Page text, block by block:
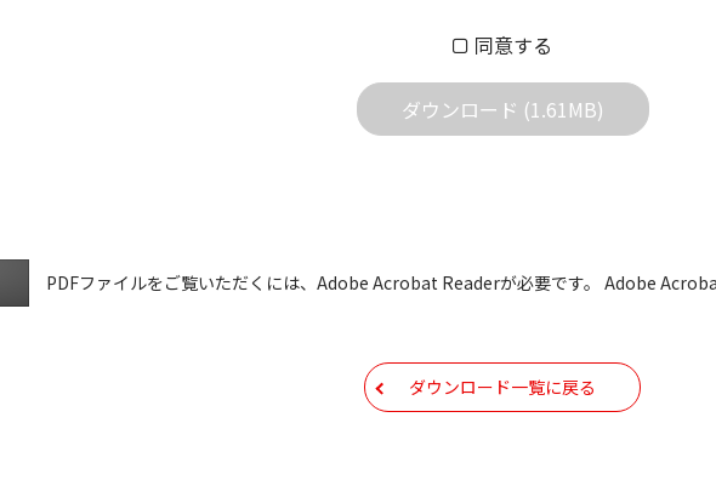
ードした取扱説明書は、有償あるいは無償を問わず、営業活動に使用することは
ードした取扱説明書等に使用されている写真、イラスト、データ等に付いての転用
明書等は、製品発売当時の内容になっております。内容において、法律、仕様、
る場合があります。ご利用の際は、最新情報を参考にしてください。
内容は、製品の仕様変更などで予告なく変更される場合があります。本サイト
されている取扱説明書や現時点で発売されている機種に同梱されている取扱説
同意する
ダウンロード (1.61MB)
PDFファイルをご覧いただくには、Adobe Acrobat Readerが必要です。 Adobe
ダウンロード一覧に戻る